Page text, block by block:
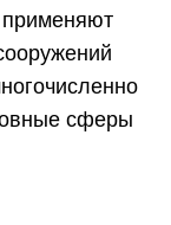
сферы